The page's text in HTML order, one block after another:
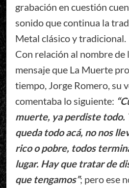
grabación en cuestión
sonido que continua la
Metal clásico y tradicional.
Con relación al nombre de
mensaje que La Muerte
tiempo, Jorge Romero, su
comentaba lo siguiente:
muerte, ya perdiste todo.
queda todo acá, no nos
rico o pobre, todos
lugar. Hay que tratar de
que tengamos”; pero ese